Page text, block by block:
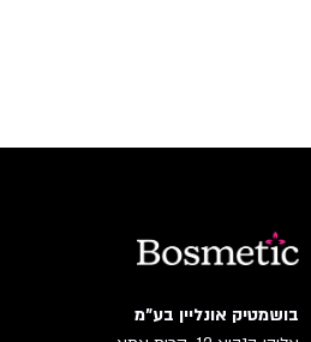
בושמטיק אונליין בע"מ